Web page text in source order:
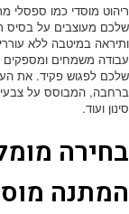
ריהוט מוסדי כמו
שלכם מעוצבים על בסיס
ותיראה במיטבה ללא
עבודה משמחים ומספקים
שלכם לפגוש פקיד. את
ברחבה, המבוסס על צבעי
סינון ועוד.
בחירה
המתנה